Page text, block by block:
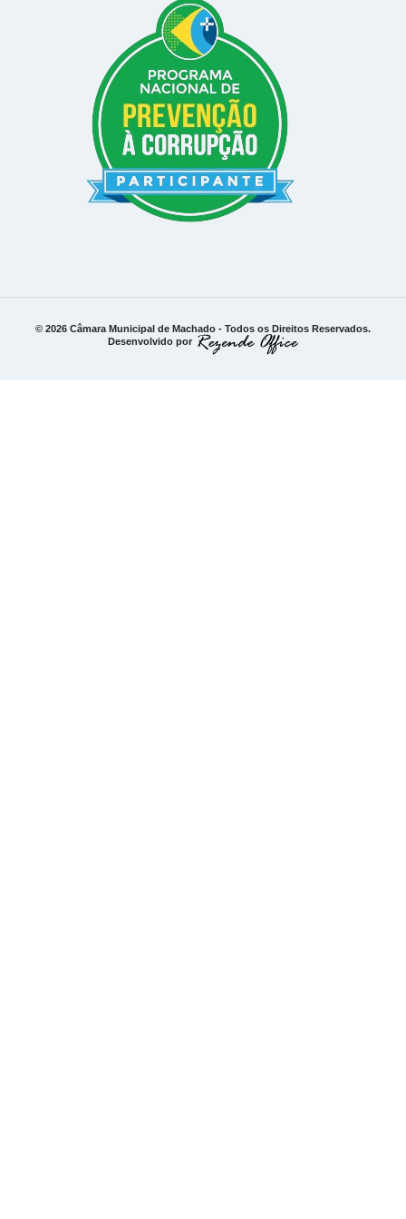
© 2026 Câmara Municipal de Machado - Todos os Direitos Reservados.
Desenvolvido por